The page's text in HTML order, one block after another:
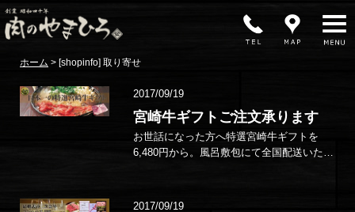
MENU
ホーム > [shopinfo] 取り寄せ
2017/09/19
宮崎牛ギフトご注文承ります
お世話になった方へ特選宮崎牛ギフトを
6,480円から。風呂敷包にて全国配送いたし
2017/09/19